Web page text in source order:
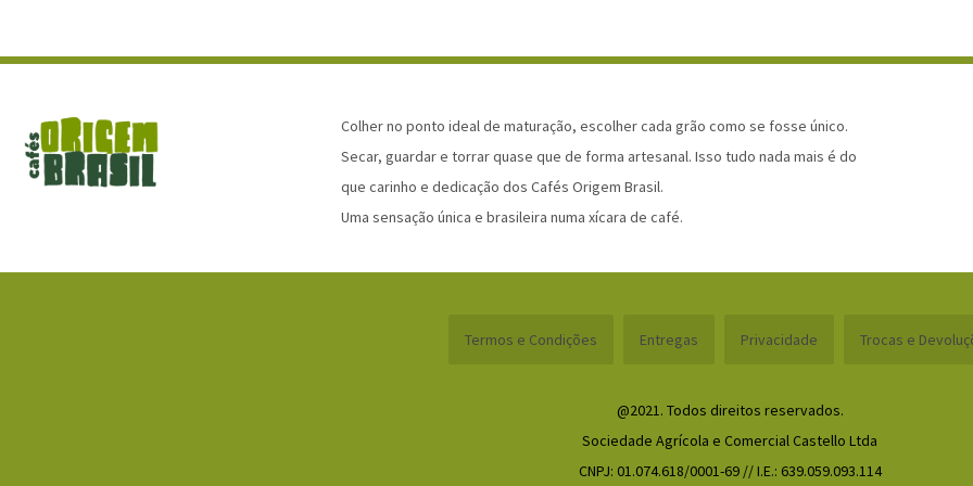
Colher no ponto ideal de maturação, escolher cada grão como se fosse único.
Secar, guardar e torrar quase que de forma artesanal. Isso tudo nada mais é do
que carinho e dedicação dos Cafés Origem Brasil.
Uma sensação única e brasileira numa xícara de café.
Termos e Condições Entregas Privacidade Trocas e
@2021. Todos direitos reservados.
Sociedade Agrícola e Comercial Castello Ltda
CNPJ: 01.074.618/0001-69 // I.E.: 639.059.093.114